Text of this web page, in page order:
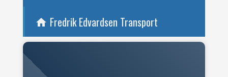
home Fredrik Edvardsen Transport